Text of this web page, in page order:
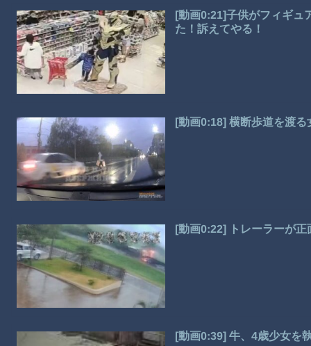
[動画0:21]子供がフィギュ
た！訴えてやる！
[動画0:18] 横断歩道を渡
[動画0:22] トレーラーが正
[動画0:39] 牛、4歳少女を